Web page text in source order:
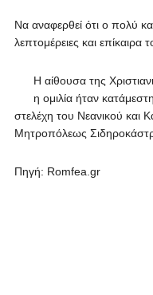
Να αναφερθεί ότι ο πολύ
λεπτομέρειες και επίκαιρα
Η αίθουσα της
η ομιλία ήταν
στελέχη του Νεανικού και
Μητροπόλεως
Πηγή: Romfea.gr